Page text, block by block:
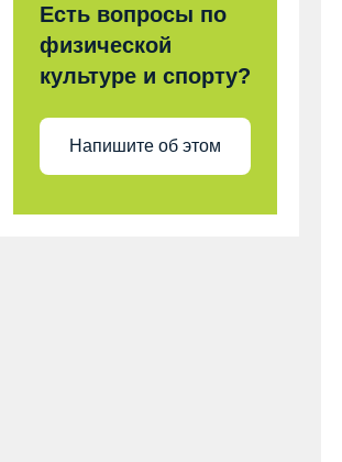
Есть вопросы по
физической
культуре и спорту?
Напишите об этом